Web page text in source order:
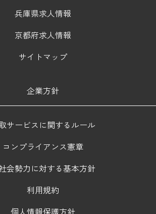
兵庫県求人情報
京都府求人情報
サイトマップ
企業方針
サービスに関するルール
コンプライアンス憲章
会勢力に対する基本方針
利用規約
個人情報保護方針